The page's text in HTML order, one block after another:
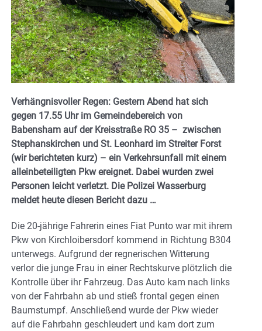
Verhängnisvoller Regen: Gestern Abend hat sich
gegen 17.55 Uhr im Gemeindebereich von
Babensham auf der Kreisstraße RO 35 – zwischen
Stephanskirchen und St. Leonhard im Streiter Forst
(wir berichteten kurz) – ein Verkehrsunfall mit einem
alleinbeteiligten Pkw ereignet. Dabei wurden zwei
Personen leicht verletzt. Die Polizei Wasserburg
meldet heute diesen Bericht dazu …
Die 20-jährige Fahrerin eines Fiat Punto war mit ihrem
Pkw von Kirchloibersdorf kommend in Richtung B304
unterwegs. Aufgrund der regnerischen Witterung
verlor die junge Frau in einer Rechtskurve plötzlich die
Kontrolle über ihr Fahrzeug. Das Auto kam nach links
von der Fahrbahn ab und stieß frontal gegen einen
Baumstumpf. Anschließend wurde der Pkw wieder
auf die Fahrbahn geschleudert und kam dort zum